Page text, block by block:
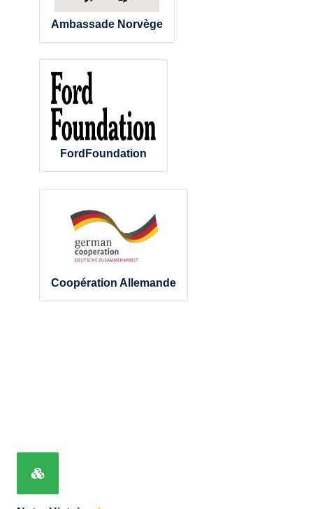
Ambassade Norvège
FordFoundation
Coopération Allemande